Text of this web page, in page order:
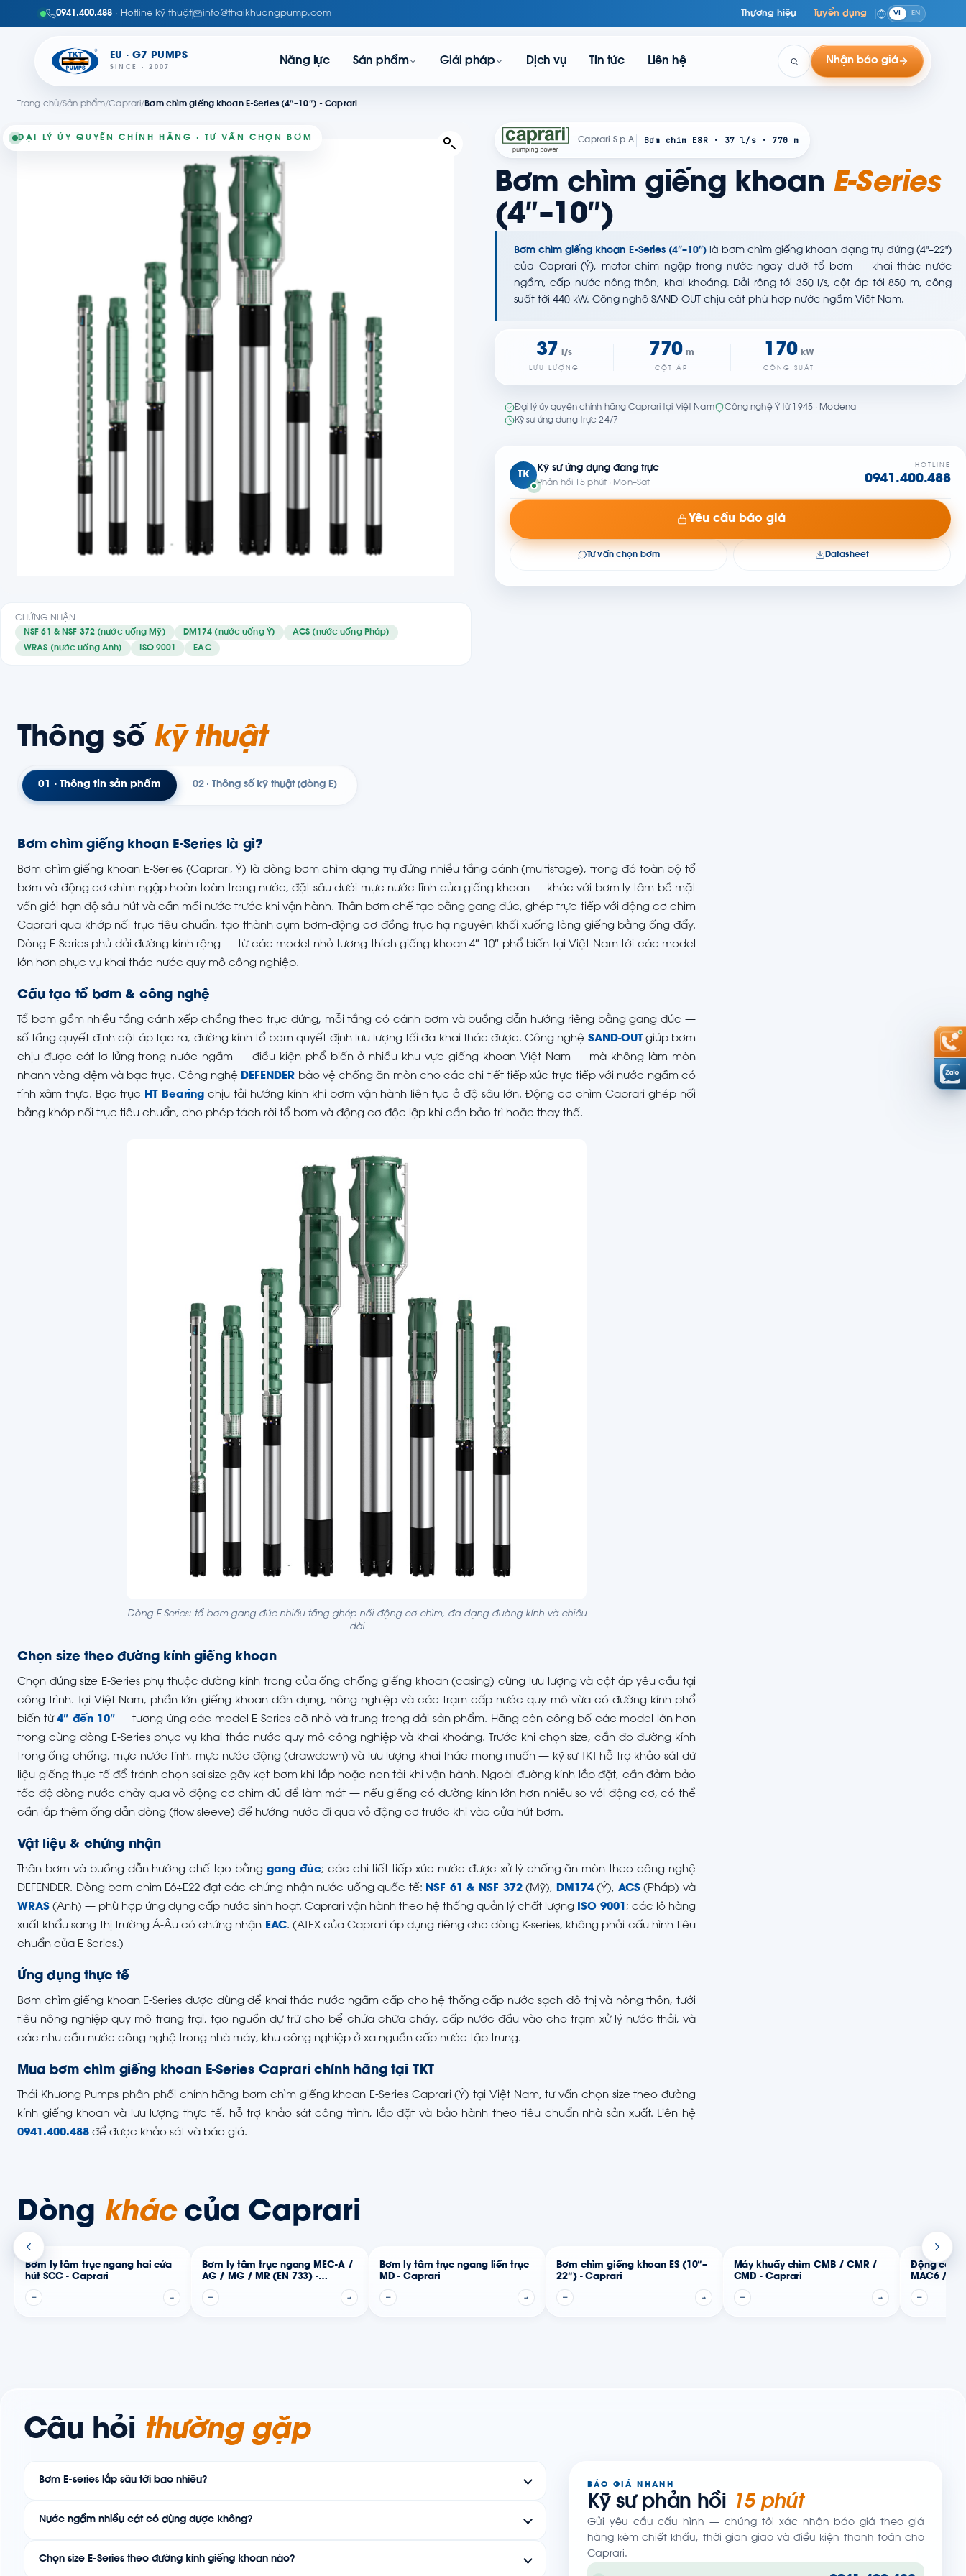
0941.400.488 · Hotline kỹ thuật info@thaikhuongpump.com Thương hiệu Tuyển dụng VI EN
EU · G7 PUMPS
SINCE · 2007
Năng lực Sản phẩm Giải pháp Dịch vụ Tin tức Liên hệ Nhận báo giá
Trang chủ/Sản phẩm/Caprari/Bơm chìm giếng khoan E-Series (4″–10″) - Caprari
ĐẠI LÝ ỦY QUYỀN CHÍNH HÃNG · TƯ VẤN CHỌN BƠM
CHỨNG NHẬN
NSF 61 & NSF 372 (nước uống Mỹ)
DM174 (nước uống Ý)
ACS (nước uống Pháp)
WRAS (nước uống Anh)
ISO 9001 EAC
Caprari S.p.A. Bơm chìm E8R · 37 l/s · 770 m
Bơm chìm giếng khoan E-Series
(4″–10″)
Bơm chìm giếng khoan E-Series (4″–10″)là bơm chìm giếng khoan dạng trụ đứng (4"–22")
của Caprari (Ý), motor chìm ngập trong nước ngay dưới tổ bơm — khai thác nước
ngầm, cấp nước nông thôn, khai khoáng. Dải rộng tới 350 l/s, cột áp tới 850 m, công
suất tới 440 kW. Công nghệ SAND-OUT chịu cát phù hợp nước ngầm Việt Nam.
37 l/s
LƯU LƯỢNG
770 m
CỘT ÁP
170 kW
CÔNG SUẤT
Đại lý ủy quyền chính hãng Caprari tại Việt Nam
Công nghệ Ý từ 1945 · Modena
Kỹ sư ứng dụng trực 24/7
TK
Kỹ sư ứng dụng đang trực
Phản hồi 15 phút · Mon–Sat
HOTLINE
0941.400.488
Yêu cầu báo giá
Tư vấn chọn bơm Datasheet
Thông số kỹ thuật
01 · Thông tin sản phẩm 02 · Thông số kỹ thuật (dòng E)
Bơm chìm giếng khoan E-Series là gì?
Bơm chìm giếng khoan E-Series (Caprari, Ý) là dòng bơm chìm dạng trụ đứng nhiều tầng cánh (multistage), trong đó toàn bộ tổ
bơm và động cơ chìm ngập hoàn toàn trong nước, đặt sâu dưới mực nước tĩnh của giếng khoan — khác với bơm ly tâm bề mặt
vốn giới hạn độ sâu hút và cần mồi nước trước khi vận hành. Thân bơm chế tạo bằng gang đúc, ghép trực tiếp với động cơ chìm
Caprari qua khớp nối trục tiêu chuẩn, tạo thành cụm bơm-động cơ đồng trục hạ nguyên khối xuống lòng giếng bằng ống đẩy.
Dòng E-Series phủ dải đường kính rộng — từ các model nhỏ tương thích giếng khoan 4″-10″ phổ biến tại Việt Nam tới các model
lớn hơn phục vụ khai thác nước quy mô công nghiệp.
Cấu tạo tổ bơm & công nghệ
Tổ bơm gồm nhiều tầng cánh xếp chồng theo trục đứng, mỗi tầng có cánh bơm và buồng dẫn hướng riêng bằng gang đúc —
số tầng quyết định cột áp tạo ra, đường kính tổ bơm quyết định lưu lượng tối đa khai thác được. Công nghệ SAND-OUT giúp bơm
chịu được cát lơ lửng trong nước ngầm — điều kiện phổ biến ở nhiều khu vực giếng khoan Việt Nam — mà không làm mòn
nhanh vòng đệm và bạc trục. Công nghệDEFENDER bảo vệ chống ăn mòn cho các chi tiết tiếp xúc trực tiếp với nước ngầm có
tính xâm thực. Bạc trục HT Bearingchịu tải hướng kính khi bơm vận hành liên tục ở độ sâu lớn. Động cơ chìm Caprari ghép nối
bằng khớp nối trục tiêu chuẩn, cho phép tách rời tổ bơm và động cơ độc lập khi cần bảo trì hoặc thay thế.
Dòng E-Series: tổ bơm gang đúc nhiều tầng ghép nối động cơ chìm, đa dạng đường kính và chiều
dài
Chọn size theo đường kính giếng khoan
Chọn đúng size E-Series phụ thuộc đường kính trong của ống chống giếng khoan (casing) cùng lưu lượng và cột áp yêu cầu tại
công trình. Tại Việt Nam, phần lớn giếng khoan dân dụng, nông nghiệp và các trạm cấp nước quy mô vừa có đường kính phổ
biến từ 4″ đến 10″ — tương ứng các model E-Series cỡ nhỏ và trung trong dải sản phẩm. Hãng còn công bố các model lớn hơn
trong cùng dòng E-Series phục vụ khai thác nước quy mô công nghiệp và khai khoáng. Trước khi chọn size, cần đo đường kính
trong ống chống, mực nước tĩnh, mực nước động (drawdown) và lưu lượng khai thác mong muốn — kỹ sư TKT hỗ trợ khảo sát dữ
liệu giếng thực tế để tránh chọn sai size gây kẹt bơm khi lắp hoặc non tải khi vận hành. Ngoài đường kính lắp đặt, cần đảm bảo
tốc độ dòng nước chảy qua vỏ động cơ chìm đủ để làm mát — nếu giếng có đường kính lớn hơn nhiều so với động cơ, có thể
cần lắp thêm ống dẫn dòng (flow sleeve) để hướng nước đi qua vỏ động cơ trước khi vào cửa hút bơm.
Vật liệu & chứng nhận
Thân bơm và buồng dẫn hướng chế tạo bằng gang đúc; các chi tiết tiếp xúc nước được xử lý chống ăn mòn theo công nghệ
DEFENDER. Dòng bơm chìm E6÷E22 đạt các chứng nhận nước uống quốc tế: NSF 61 & NSF 372(Mỹ), DM174(Ý), ACS(Pháp) và
WRAS (Anh) — phù hợp ứng dụng cấp nước sinh hoạt. Caprari vận hành theo hệ thống quản lý chất lượng ISO 9001; các lô hàng
xuất khẩu sang thị trường Á-Âu có chứng nhận EAC. (ATEX của Caprari áp dụng riêng cho dòng K-series, không phải cấu hình tiêu
chuẩn của E-Series.)
Ứng dụng thực tế
Bơm chìm giếng khoan E-Series được dùng để khai thác nước ngầm cấp cho hệ thống cấp nước sạch đô thị và nông thôn, tưới
tiêu nông nghiệp quy mô trang trại, tạo nguồn dự trữ cho bể chứa chữa cháy, cấp nước đầu vào cho trạm xử lý nước thải, và
các nhu cầu nước công nghệ trong nhà máy, khu công nghiệp ở xa nguồn cấp nước tập trung.
Mua bơm chìm giếng khoan E-Series Caprari chính hãng tại TKT
Thái Khương Pumps phân phối chính hãng bơm chìm giếng khoan E-Series Caprari (Ý) tại Việt Nam, tư vấn chọn size theo đường
kính giếng khoan và lưu lượng thực tế, hỗ trợ khảo sát công trình, lắp đặt và bảo hành theo tiêu chuẩn nhà sản xuất. Liên hệ
0941.400.488 để được khảo sát và báo giá.
Dòng kháccủa Caprari
Bơm ly tâm trục ngang hai cửa
hút SCC - Caprari
— →
Bơm ly tâm trục ngang MEC-A /
AG / MG / MR (EN 733) -
Caprari
—
→
Bơm ly tâm trục ngang liền trục
MD - Caprari
— →
Bơm chìm giếng khoan ES (10″–
22″) - Caprari
— →
Máy khuấy chìm CMB / CMR /
CMD - Caprari
— →
Động cơ
MAC6 /
—
Câu hỏi thường gặp
Bơm E-series lắp sâu tới bao nhiêu?
Nước ngầm nhiều cát có dùng được không?
Chọn size E-Series theo đường kính giếng khoan nào?
BÁO GIÁ NHANH
Kỹ sư phản hồi 15 phút
Gửi yêu cầu cấu hình — chúng tôi xác nhận báo giá theo giá
hãng kèm chiết khấu, thời gian giao và điều kiện thanh toán cho
Caprari.